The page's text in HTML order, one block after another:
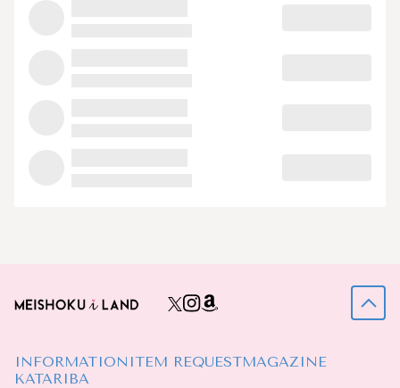
INFORMATION ITEM REQUESTMAGAZINE
KATARIBA